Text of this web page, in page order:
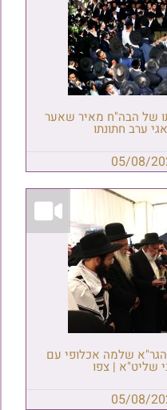
של הבה"ח מאיר שאער
ערב חתונתו
05/08/
שלמה אכלופי עם
שליט"א | צפו
05/08/